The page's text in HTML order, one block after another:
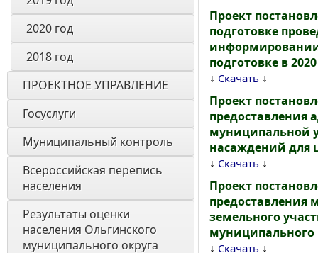
2020 год
2018 год
ПРОЕКТНОЕ УПРАВЛЕНИЕ
Госуслуги
Муниципальный контроль
Всероссийская перепись
населения
Результаты оценки
населения Ольгинского
муниципального округа
Проект
подготовке
подготовке в
↓ Скачать ↓
Проект
предоставления
муниципальной
насаждений для
↓ Скачать ↓
Проект
предоставления
земельного
↓ Скачать ↓